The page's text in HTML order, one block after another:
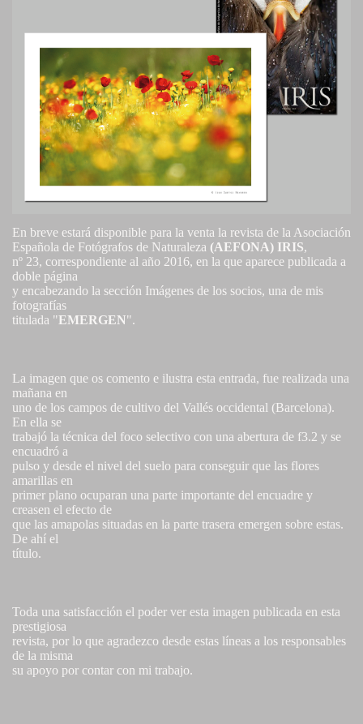
En breve estará disponible para la venta la revista de la Asociación
Española de Fotógrafos de Naturaleza (AEFONA) IRIS,
nº 23, correspondiente al año 2016, en la que aparece publicada a
doble página
y encabezando la sección Imágenes de los socios, una de mis
fotografías
titulada "EMERGEN".
La imagen que os comento e ilustra esta entrada, fue realizada una
mañana en
uno de los campos de cultivo del Vallés occidental (Barcelona).
En ella se
trabajó la técnica del foco selectivo con una abertura de f3.2 y se
encuadró a
pulso y desde el nivel del suelo para conseguir que las flores
amarillas en
primer plano ocuparan una parte importante del encuadre y
creasen el efecto de
que las amapolas situadas en la parte trasera emergen sobre estas.
De ahí el
título.
Toda una satisfacción el poder ver esta imagen publicada en esta
prestigiosa
revista, por lo que agradezco desde estas líneas a los responsables
de la misma
su apoyo por contar con mi trabajo.